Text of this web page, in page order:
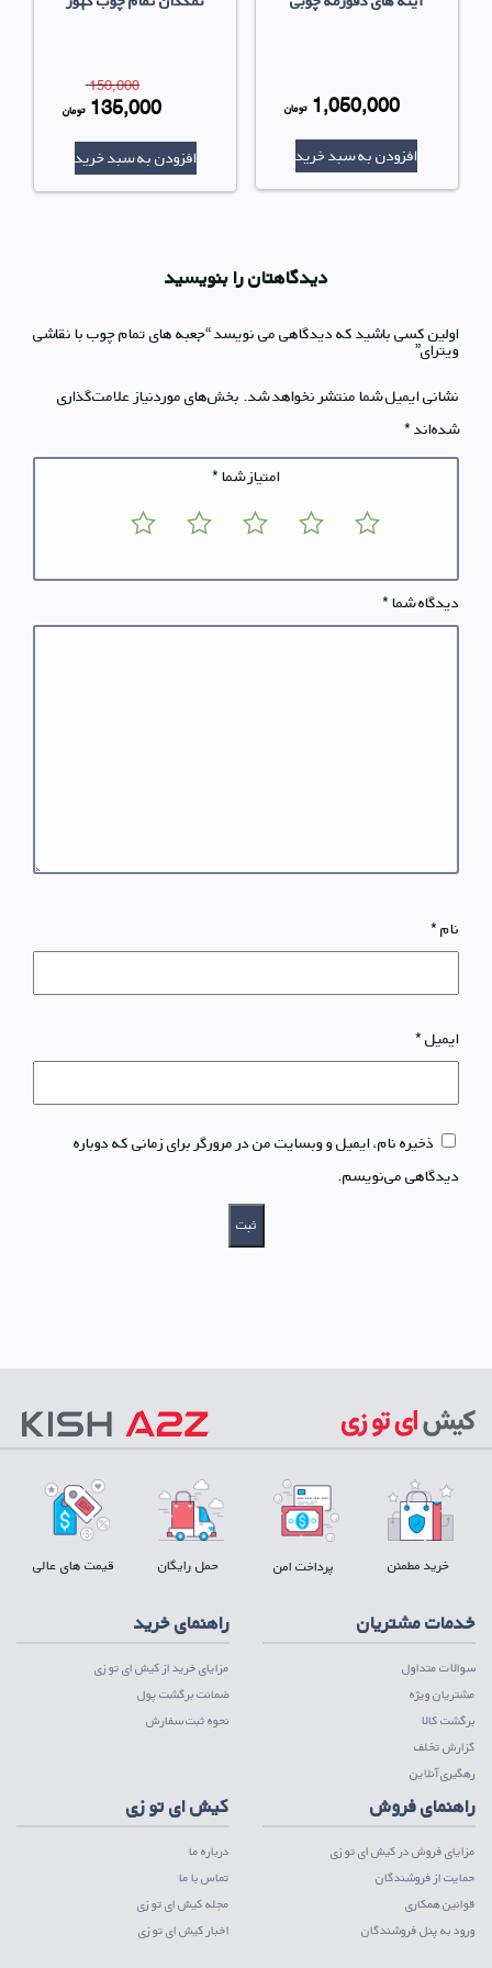
قیمت
1,050,000 تومان
افزودن به سبد خرید
150,000
قیمت
بود.
135,000 تومان
افزودن به سبد خرید
دیدگاهتان را بنویسید
اولین کسی باشید که دیدگاهی می نویسد “جعبه های تمام چوب با نقاشی
ویترای”
نشانی ایمیل شما منتشر نخواهد شد. بخش‌های موردنیاز علامت‌گذاری
شده‌اند*
امتیاز شما*
دیدگاه شما*
نام*
ایمیل*
ذخیره نام، ایمیل و وبسایت من در مرورگر برای زمانی که دوباره
دیدگاهی می‌نویسم.
خرید مطمئن پرداخت امن حمل رایگان قیمت های عالی
خدمات مشتریان
سوالات متداول
مشتریان ویژه
برگشت کالا
گزارش تخلف
رهگیری آنلاین
راهنمای خرید
مزایای خرید از کیش ای تو زی
ضمانت برگشت پول
نحوه ثبت سفارش
راهنمای فروش
مزایای فروش در کیش ای تو زی
حمایت از فروشندگان
قوانین همکاری
ورود به پنل فروشندگان
کیش ای تو زی
درباره ما
تماس با ما
مجله کیش ای تو زی
اخبار کیش ای تو زی